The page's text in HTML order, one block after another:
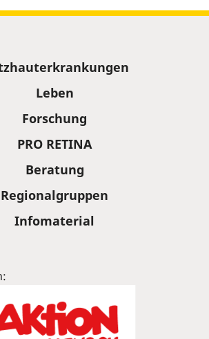
Leben
Forschung
PRO RETINA
Beratung
Regionalgruppen
Infomaterial